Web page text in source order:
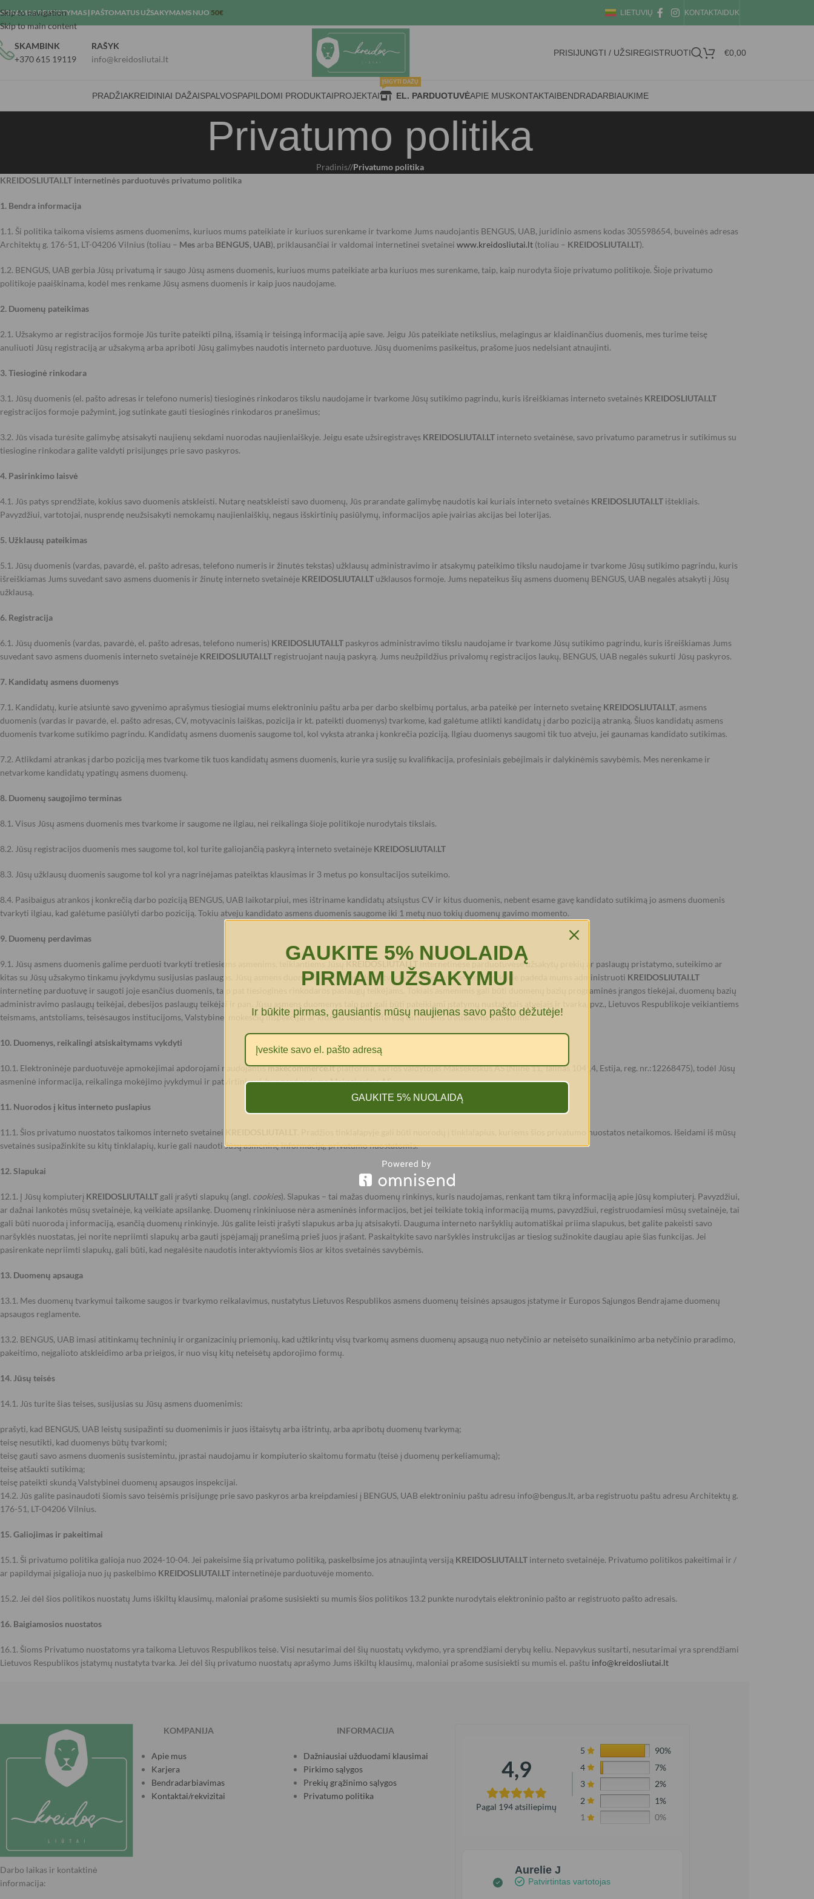
Skip to navigation
Skip to main content
PRISTATYMAS Į PAŠTOMATUS UŽSAKYMAMS NUO 50€ LIETUVIŲ KONTAKTAI DUK
SKAMBINK
+370 615 19119
RAŠYK
info@kreidosliutai.lt
PRISIJUNGTI / UŽSIREGISTRUOTI €0,00
PRADŽIAKREIDINIAI DAŽAISPALVOSPAPILDOMI PRODUKTAIPROJEKTAI EL. PARDUOTUVĖ
ĮSIGYTI DAŽŲ
APIE MUSKONTAKTAIBENDRADARBIAUKIME
Privatumo politika
Pradinis/ Privatumo politika
KREIDOSLIUTAI.LT internetinės parduotuvės privatumo politika
1. Bendra informacija
1.1. Ši politika taikoma visiems asmens duomenims, kuriuos mums pateikiate ir kuriuos surenkame ir tvarkome Jums naudojantis BENGUS, UAB, juridinio asmens kodas 305598654, buveinės adresas
Architektų g. 176-51, LT-04206 Vilnius (toliau – Mes arba BENGUS, UAB), priklausančiai ir valdomai internetinei svetainei www.kreidosliutai.lt (toliau – KREIDOSLIUTAI.LT).
1.2. BENGUS, UAB gerbia Jūsų privatumą ir saugo Jūsų asmens duomenis, kuriuos mums pateikiate arba kuriuos mes surenkame, taip, kaip nurodyta šioje privatumo politikoje. Šioje privatumo
politikoje paaiškinama, kodėl mes renkame Jūsų asmens duomenis ir kaip juos naudojame.
2. Duomenų pateikimas
2.1. Užsakymo ar registracijos formoje Jūs turite pateikti pilną, išsamią ir teisingą informaciją apie save. Jeigu Jūs pateikiate netikslius, melagingus ar klaidinančius duomenis, mes turime teisę
anuliuoti Jūsų registraciją ar užsakymą arba apriboti Jūsų galimybes naudotis interneto parduotuve. Jūsų duomenims pasikeitus, prašome juos nedelsiant atnaujinti.
3. Tiesioginė rinkodara
3.1. Jūsų duomenis (el. pašto adresas ir telefono numeris) tiesioginės rinkodaros tikslu naudojame ir tvarkome Jūsų sutikimo pagrindu, kuris išreiškiamas interneto svetainės KREIDOSLIUTAI.LT
registracijos formoje pažymint, jog sutinkate gauti tiesioginės rinkodaros pranešimus;
3.2. Jūs visada turėsite galimybę atsisakyti naujienų sekdami nuorodas naujienlaiškyje. Jeigu esate užsiregistravęs KREIDOSLIUTAI.LT interneto svetainėse, savo privatumo parametrus ir sutikimus su
tiesiogine rinkodara galite valdyti prisijungęs prie savo paskyros.
4. Pasirinkimo laisvė
4.1. Jūs patys sprendžiate, kokius savo duomenis atskleisti. Nutarę neatskleisti savo duomenų, Jūs prarandate galimybę naudotis kai kuriais interneto svetainės KREIDOSLIUTAI.LT ištekliais.
Pavyzdžiui, vartotojai, nusprendę neužsisakyti nemokamų naujienlaiškių, negaus išskirtinių pasiūlymų, informacijos apie įvairias akcijas bei loterijas.
5. Užklausų pateikimas
5.1. Jūsų duomenis (vardas, pavardė, el. pašto adresas, telefono numeris ir žinutės tekstas) užklausų administravimo ir atsakymų pateikimo tikslu naudojame ir tvarkome Jūsų sutikimo pagrindu, kuris
išreiškiamas Jums suvedant savo asmens duomenis ir žinutę interneto svetainėje KREIDOSLIUTAI.LT užklausos formoje. Jums nepateikus šių asmens duomenų BENGUS, UAB negalės atsakyti į Jūsų
užklausą.
6. Registracija
6.1. Jūsų duomenis (vardas, pavardė, el. pašto adresas, telefono numeris) KREIDOSLIUTAI.LT paskyros administravimo tikslu naudojame ir tvarkome Jūsų sutikimo pagrindu, kuris išreiškiamas Jums
suvedant savo asmens duomenis interneto svetainėje KREIDOSLIUTAI.LT registruojant naują paskyrą. Jums neužpildžius privalomų registracijos laukų, BENGUS, UAB negalės sukurti Jūsų paskyros.
7. Kandidatų asmens duomenys
7.1. Kandidatų, kurie atsiuntė savo gyvenimo aprašymus tiesiogiai mums elektroniniu paštu arba per darbo skelbimų portalus, arba pateikė per interneto svetainę KREIDOSLIUTAI.LT, asmens
duomenis (vardas ir pavardė, el. pašto adresas, CV, motyvacinis laiškas, pozicija ir kt. pateikti duomenys) tvarkome, kad galėtume atlikti kandidatų į darbo poziciją atranką. Šiuos kandidatų asmens
duomenis tvarkome sutikimo pagrindu. Kandidatų asmens duomenis saugome tol, kol vyksta atranka į konkrečia poziciją. Ilgiau duomenys saugomi tik tuo atveju, jei gaunamas kandidato sutikimas.
7.2. Atlikdami atrankas į darbo poziciją mes tvarkome tik tuos kandidatų asmens duomenis, kurie yra susiję su kvalifikacija, profesiniais gebėjimais ir dalykinėmis savybėmis. Mes nerenkame ir
netvarkome kandidatų ypatingų asmens duomenų.
8. Duomenų saugojimo terminas
8.1. Visus Jūsų asmens duomenis mes tvarkome ir saugome ne ilgiau, nei reikalinga šioje politikoje nurodytais tikslais.
8.2. Jūsų registracijos duomenis mes saugome tol, kol turite galiojančią paskyrą interneto svetainėje KREIDOSLIUTAI.LT
8.3. Jūsų užklausų duomenis saugome tol kol yra nagrinėjamas pateiktas klausimas ir 3 metus po konsultacijos suteikimo.
8.4. Pasibaigus atrankos į konkrečią darbo poziciją BENGUS, UAB laikotarpiui, mes ištriname kandidatų atsiųstus CV ir kitus duomenis, nebent esame gavę kandidato sutikimą jo asmens duomenis
tvarkyti ilgiau, kad galėtume pasiūlyti darbo poziciją. Tokiu atveju kandidato asmens duomenis saugome iki 1 metų nuo tokių duomenų gavimo momento.
9. Duomenų perdavimas
9.1. Jūsų asmens duomenis galime perduoti tvarkyti tretiesiems asmenims, teikiantiems Jūsų
internetinėse parduotuvėse užsakytų prekių ar paslaugų pristatymo, suteikimo ar
kitas su Jūsų užsakymo tinkamu įvykdymu susijusias paslaugas. Jūsų asmens duomenis galime perduoti tvarkyti tretiesiems asmenims, kurie padeda mums administruoti KREIDOSLIUTAI.LT
internetinę parduotuvę ir saugoti joje esančius duomenis, taip pat tiesioginės rinkodaros paslaugų teikėjams. Tokiais asmenimis gali būti duomenų bazių programinės įrangos tiekėjai, duomenų bazių
administravimo paslaugų teikėjai, debesijos paslaugų teikėjai ir pan. Jūsų asmens duomenys taip pat gali būti pateikiami įstatymų nustatytais atvejais ir tvarka, pvz., Lietuvos Respublikoje veikiantiems
teismams, antstoliams, teisėsaugos institucijoms, Valstybinei mokesčių inspekcijai ar kitiems teisėtą interesą turintiems tretiesiems asmenims.
10. Duomenys, reikalingi atsiskaitymams vykdyti
10.1. Elektroninėje parduotuvėje apmokėjimai apdorojami naudojantismakecommerce.ltplatforma, kurios valdytojas Maksekeskus AS (Niine 11, Talinas 10414, Estija, reg. nr.:12268475), todėl Jūsų
asmeninė informacija, reikalinga mokėjimo įvykdymui ir patvirtinimui, bus perduodama Maksekeskus AS.
11. Nuorodos į kitus interneto puslapius
11.1. Šios privatumo nuostatos taikomos interneto svetainei
. Pradžios tinklalapyje gali būti nuorodų į tinklalapius, kuriems šios privatumo nuostatos netaikomos. Išeidami iš mūsų
svetainės susipažinkite su kitų tinklalapių, kurie gali naudoti Jūsų asmeninę informaciją, privatumo nuostatomis.
12. Slapukai
12.1. Į Jūsų kompiuterį KREIDOSLIUTAI.LT gali įrašyti slapukų (angl. cookies). Slapukas – tai mažas duomenų rinkinys, kuris naudojamas, renkant tam tikrą informaciją apie jūsų kompiuterį. Pavyzdžiui,
ar dažnai lankotės mūsų svetainėje, ką veikiate apsilankę. Duomenų rinkiniuose nėra asmeninės informacijos, bet jei teikiate tokią informaciją mums, pavyzdžiui, registruodamiesi mūsų svetainėje, tai
gali būti nuoroda į informaciją, esančią duomenų rinkinyje. Jūs galite leisti įrašyti slapukus arba jų atsisakyti. Dauguma interneto naršyklių automatiškai priima slapukus, bet galite pakeisti savo
naršyklės nuostatas, jei norite nepriimti slapukų arba gauti įspėjamąjį pranešimą prieš juos įrašant. Paskaitykite savo naršyklės instrukcijas ar tiesiog sužinokite daugiau apie šias funkcijas. Jei
pasirenkate nepriimti slapukų, gali būti, kad negalėsite naudotis interaktyviomis šios ar kitos svetainės savybėmis.
13. Duomenų apsauga
13.1. Mes duomenų tvarkymui taikome saugos ir tvarkymo reikalavimus, nustatytus Lietuvos Respublikos asmens duomenų teisinės apsaugos įstatyme ir Europos Sąjungos Bendrajame duomenų
apsaugos reglamente.
13.2. BENGUS, UAB imasi atitinkamų techninių ir organizacinių priemonių, kad užtikrintų visų tvarkomų asmens duomenų apsaugą nuo netyčinio ar neteisėto sunaikinimo arba netyčinio praradimo,
pakeitimo, neįgalioto atskleidimo arba prieigos, ir nuo visų kitų neteisėtų apdorojimo formų.
14. Jūsų teisės
14.1. Jūs turite šias teises, susijusias su Jūsų asmens duomenimis:
prašyti, kad BENGUS, UAB leistų susipažinti su duomenimis ir juos ištaisytų arba ištrintų, arba apribotų duomenų tvarkymą;
teisę nesutikti, kad duomenys būtų tvarkomi;
teisę gauti savo asmens duomenis susistemintu, įprastai naudojamu ir kompiuterio skaitomu formatu (teisė į duomenų perkeliamumą);
teisę atšaukti sutikimą;
teisę pateikti skundą Valstybinei duomenų apsaugos inspekcijai.
14.2. Jūs galite pasinaudoti šiomis savo teisėmis prisijungę prie savo paskyros arba kreipdamiesi į BENGUS, UAB elektroniniu paštu adresu info@bengus.lt, arba registruotu paštu adresu Architektų g.
176-51, LT-04206 Vilnius.
15. Galiojimas ir pakeitimai
15.1. Ši privatumo politika galioja nuo 2024-10-04. Jei pakeisime šią privatumo politiką, paskelbsime jos atnaujintą versiją KREIDOSLIUTAI.LT interneto svetainėje. Privatumo politikos pakeitimai ir /
ar papildymai įsigalioja nuo jų paskelbimo KREIDOSLIUTAI.LT internetinėje parduotuvėje momento.
15.2. Jei dėl šios politikos nuostatų Jums iškiltų klausimų, maloniai prašome susisiekti su mumis šios politikos 13.2 punkte nurodytais elektroninio pašto ar registruoto pašto adresais.
16. Baigiamosios nuostatos
16.1. Šioms Privatumo nuostatoms yra taikoma Lietuvos Respublikos teisė. Visi nesutarimai dėl šių nuostatų vykdymo, yra sprendžiami derybų keliu. Nepavykus susitarti, nesutarimai yra sprendžiami
Lietuvos Respublikos įstatymų nustatyta tvarka. Jei dėl šių privatumo nuostatų aprašymo Jums iškiltų klausimų, maloniai prašome susisiekti su mumis el. paštu info@kreidosliutai.lt
Darbo laikas ir kontaktinė
informacija:
KOMPANIJA
Apie mus
Karjera
Bendradarbiavimas
Kontaktai/rekvizitai
INFORMACIJA
Dažniausiai užduodami klausimai
Pirkimo sąlygos
Prekių grąžinimo sąlygos
Privatumo politika
4,9
Pagal 194 atsiliepimų
5
90%
4
7%
3
2%
2
1%
1
0%
Aurelie J
Patvirtintas vartotojas
GAUKITE 5% NUOLAIDĄ
PIRMAM UŽSAKYMUI
Ir būkite pirmas, gausiantis mūsų naujienas savo pašto dėžutėje!
GAUKITE 5% NUOLAIDĄ